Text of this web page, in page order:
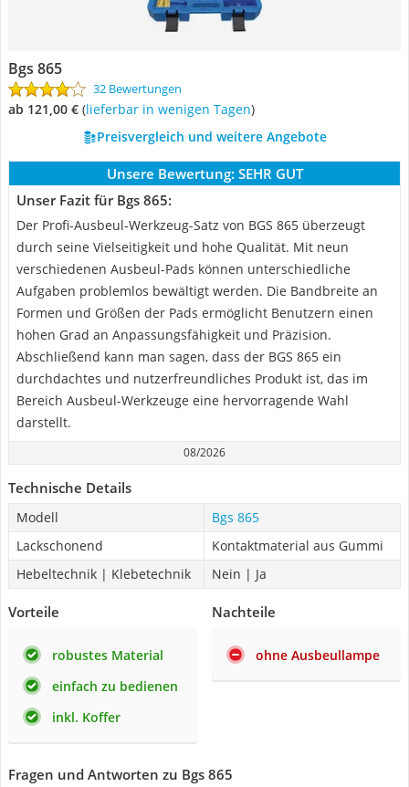
Bgs 865
32 Bewertungen
ab 121,00 € ( Lieferbar in wenigen Tagen)
Preisvergleich und weitere Angebote
Unsere Bewertung: SEHR GUT
Unser Fazit für Bgs 865:
Der Profi-Ausbeul-Werkzeug-Satz von BGS 865 überzeugt
durch seine Vielseitigkeit und hohe Qualität. Mit neun
verschiedenen Ausbeul-Pads können unterschiedliche
Aufgaben problemlos bewältigt werden. Die Bandbreite an
Formen und Größen der Pads ermöglicht Benutzern einen
hohen Grad an Anpassungsfähigkeit und Präzision.
Abschließend kann man sagen, dass der BGS 865 ein
durchdachtes und nutzerfreundliches Produkt ist, das im
Bereich Ausbeul-Werkzeuge eine hervorragende Wahl
darstellt.
08/2026
Technische Details
Modell
Bgs 865
Lackschonend
Kontaktmaterial aus Gummi
Hebeltechnik | Klebetechnik
Nein | Ja
Vorteile
robustes Material
einfach zu bedienen
inkl. Koffer
Nachteile
ohne Ausbeullampe
Fragen und Antworten zu Bgs 865